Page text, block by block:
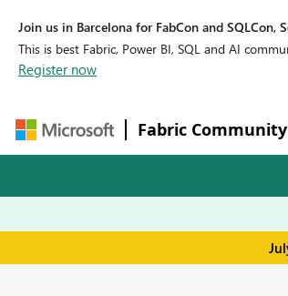
Join us in Barcelona for FabCon and SQLCon,
This is best Fabric, Power BI, SQL and AI
Register now
Fabric Community